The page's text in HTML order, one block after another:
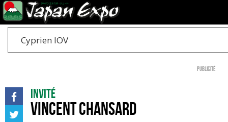
Cyprien IOV
Publicité
Invité
Vincent Chansard